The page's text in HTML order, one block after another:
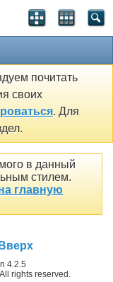
почитать
своих
. Для
в данный
стилем.
главную
Вверх
4.2.5
rights reserved.